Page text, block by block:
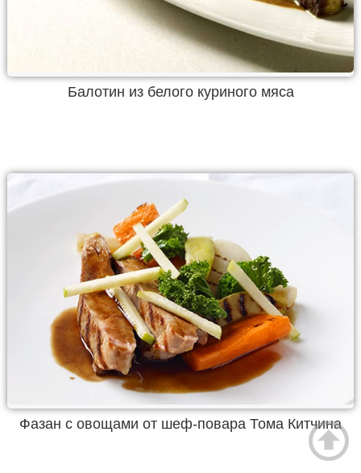
Балотин из белого куриного мяса
Фазан с овощами от шеф-повара Тома Китчина